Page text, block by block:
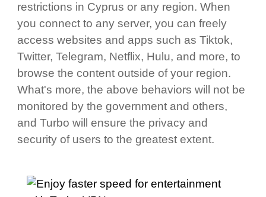
restrictions in Cyprus or any region. When
you connect to any server, you can freely
access websites and apps such as Tiktok,
Twitter, Telegram, Netflix, Hulu, and more, to
browse the content outside of your region.
What's more, the above behaviors will not be
monitored by the government and others,
and Turbo will ensure the privacy and
security of users to the greatest extent.